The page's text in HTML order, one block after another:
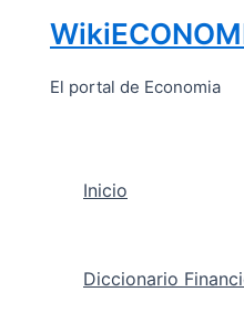
El portal de Economia
Inicio
Diccionario